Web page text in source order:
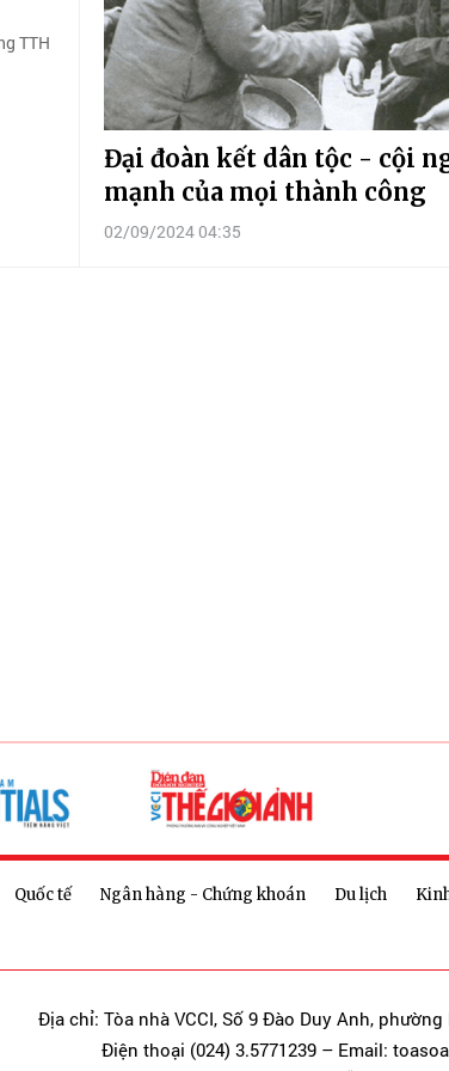
TTH
Đại đoàn kết dân tộc - cội
mạnh của mọi thành công
02/09/2024 04:35
Quốc tế Ngân hàng - Chứng khoán Du lịch
Địa chỉ: Tòa nhà VCCI, Số 9 Đào Duy Anh,
Điện thoại (024) 3.5771239 – Email: